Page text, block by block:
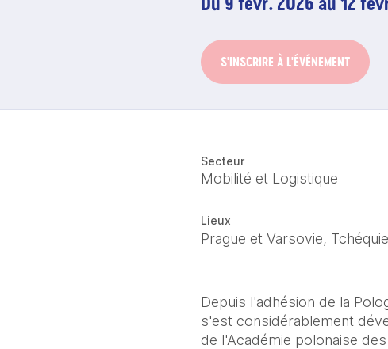
S'INSCRIRE À L'ÉVÉNEMENT
Secteur
Mobilité et Logistique
Lieux
Prague et Varsovie, Tchéquie
Depuis l'adhésion de la
s'est considérablement
de l'Académie polonaise